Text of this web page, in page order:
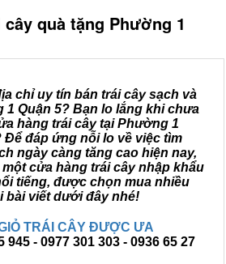
quà tặng Phường 1
chỉ uy tín bán trái cây sạch và
1 Quận 5? Bạn lo lắng khi chưa
hàng trái cây tại Phường 1
Để đáp ứng nỗi lo về việc tìm
ngày càng tăng cao hiện nay,
cửa hàng trái cây nhập khẩu
tiếng, được chọn mua nhiều
bài viết dưới đây nhé!
TRÁI CÂY ĐƯỢC ƯA
945 - 0977 301 303 - 0936 65 27